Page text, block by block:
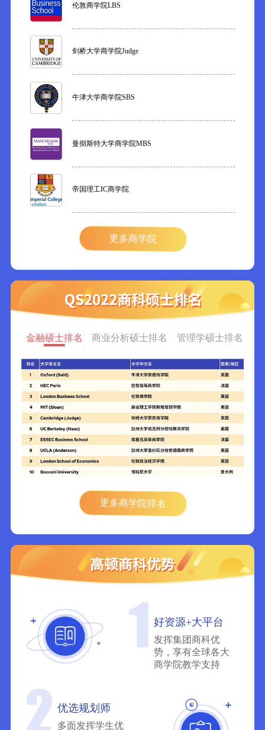
伦敦商学院LBS
剑桥大学商学院Judge
牛津大学商学院SBS
曼彻斯特大学商学院MBS
帝国理工IC商学院
更多商学院
金融硕士排名 商业分析硕士排名 管理学硕士排名
更多商学院排名
好资源+大平台
发挥集团商科优
势，享有全球各大
商学院教学支持
优选规划师
多面发挥学生优